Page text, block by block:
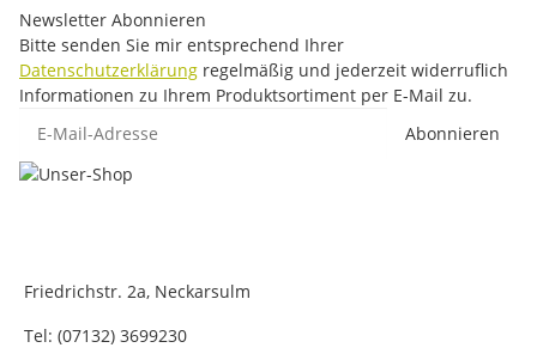
Newsletter Abonnieren
Bitte senden Sie mir entsprechend Ihrer
Datenschutzerklärung regelmäßig und jederzeit widerruflich
Informationen zu Ihrem Produktsortiment per E-Mail zu.
Abonnieren
Friedrichstr. 2a, Neckarsulm
Tel: (07132) 3699230